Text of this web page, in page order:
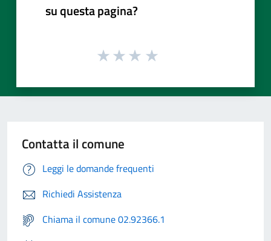
su questa pagina?
Contatta il comune
Leggi le domande frequenti
Richiedi Assistenza
Chiama il comune 02.92366.1